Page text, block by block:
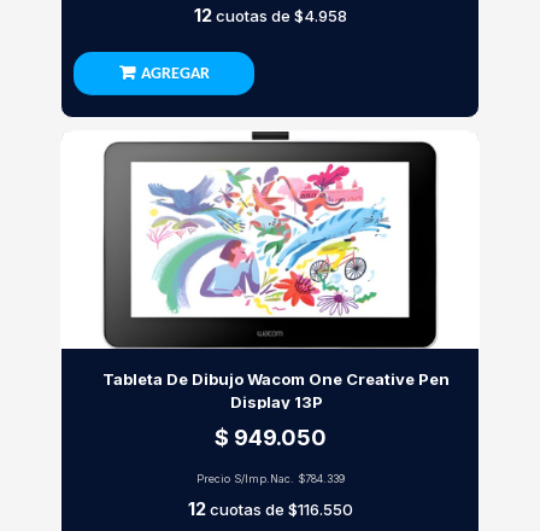
12cuotas de $4.958
AGREGAR
Tableta De Dibujo Wacom One Creative Pen
Display 13P
$ 949.050
Precio S/Imp.Nac. $784.339
12cuotas de $116.550